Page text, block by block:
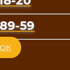
59